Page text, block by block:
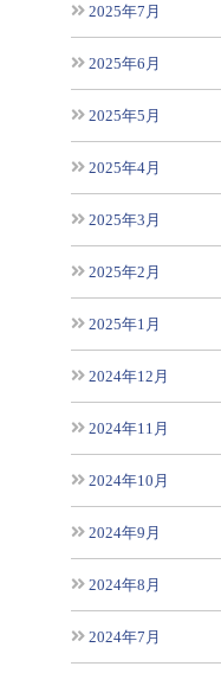
2025年7月
2025年6月
2025年5月
2025年4月
2025年3月
2025年2月
2025年1月
2024年12月
2024年11月
2024年10月
2024年9月
2024年8月
2024年7月